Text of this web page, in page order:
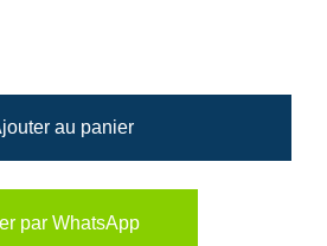
au panier
par WhatsApp